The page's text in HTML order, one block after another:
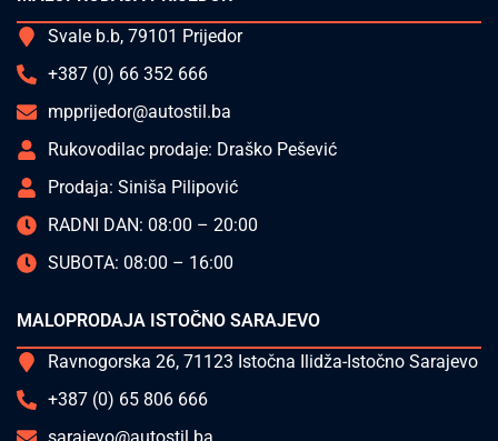
Svale b.b, 79101 Prijedor
+387 (0) 66 352 666
mpprijedor@autostil.ba
Rukovodilac prodaje: Draško Pešević
Prodaja: Siniša Pilipović
RADNI DAN: 08:00 – 20:00
SUBOTA: 08:00 – 16:00
MALOPRODAJA ISTOČNO SARAJEVO
Ravnogorska 26, 71123 Istočna Ilidža-Istočno Sarajevo
+387 (0) 65 806 666